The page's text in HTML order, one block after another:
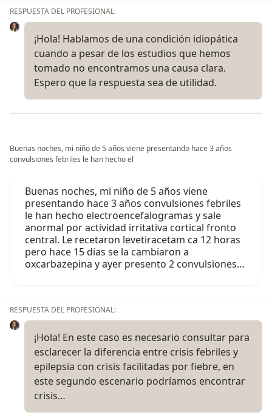
RESPUESTA DEL PROFESIONAL:
¡Hola! Hablamos de una condición idiopática
cuando a pesar de los estudios que hemos
tomado no encontramos una causa clara.
Espero que la respuesta sea de utilidad.
Buenas noches, mi niño de 5 años viene presentando hace 3 años
convulsiones febriles le han hecho el
Buenas noches, mi niño de 5 años viene
presentando hace 3 años convulsiones febriles
le han hecho electroencefalogramas y sale
anormal por actividad irritativa cortical fronto
central. Le recetaron levetiracetam ca 12 horas
pero hace 15 dias se la cambiaron a
oxcarbazepina y ayer presento 2 convulsiones…
RESPUESTA DEL PROFESIONAL:
¡Hola! En este caso es necesario consultar para
esclarecer la diferencia entre crisis febriles y
epilepsia con crisis facilitadas por fiebre, en
este segundo escenario podríamos encontrar
crisis…